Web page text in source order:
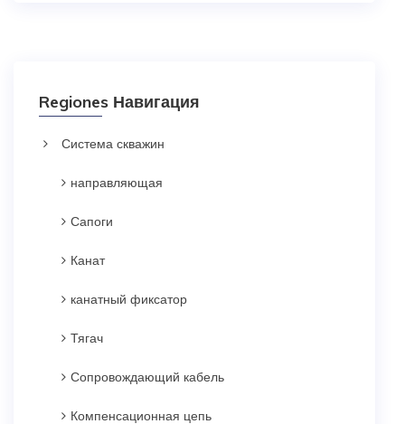
Regiones Навигация
Система скважин
направляющая
Сапоги
Канат
канатный фиксатор
Тягач
Сопровождающий кабель
Компенсационная цепь